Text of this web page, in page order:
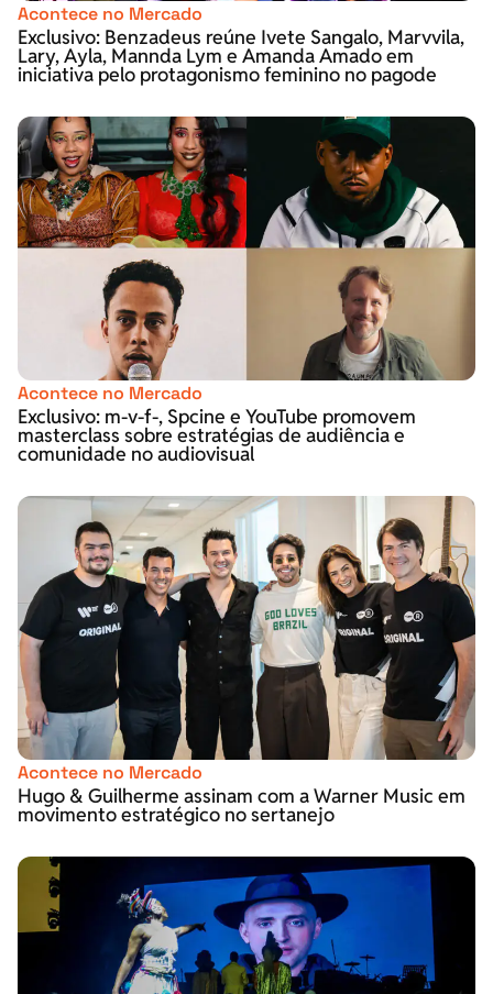
Acontece no Mercado
Exclusivo: Benzadeus reúne Ivete Sangalo, Marvvila,
Lary, Ayla, Mannda Lym e Amanda Amado em
iniciativa pelo protagonismo feminino no pagode
Acontece no Mercado
Exclusivo: m-v-f-, Spcine e YouTube promovem
masterclass sobre estratégias de audiência e
comunidade no audiovisual
Acontece no Mercado
Hugo & Guilherme assinam com a Warner Music em
movimento estratégico no sertanejo